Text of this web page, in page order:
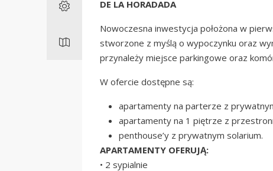
DE LA HORADADA
Nowoczesna inwestycja położona w
stworzone z myślą o wypoczynku oraz
przynależy miejsce parkingowe oraz
W ofercie dostępne są:
apartamenty na parterze z
apartamenty na 1 piętrze z
penthouse’y z prywatnym solarium.
APARTAMENTY OFERUJĄ:
• 2 sypialnie